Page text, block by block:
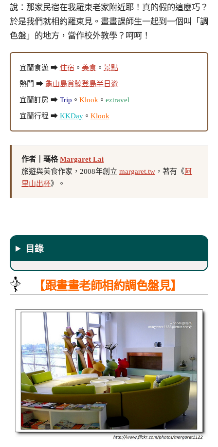
說：那家民宿在我羅東老家附近耶！真的假的這麼巧？
於是我們就相約羅東見。畫畫課師生一起到一個叫「調
色盤」的地方，當作校外教學？呵呵！
宜蘭食遊 ➡ 住宿 。 美食。 景點
熱門 ➡ 龜山島賞鯨登島半日遊
宜蘭訂房 ➡ Trip 。 Klook 。 eztravel
宜蘭行程 ➡ KKDay。 Klook
作者｜瑪格Margaret Lai
旅遊與美食作家，2008年創立 margaret.tw ，著有《阿
里山出杯》。
目錄
【跟畫畫老師相約調色盤見】